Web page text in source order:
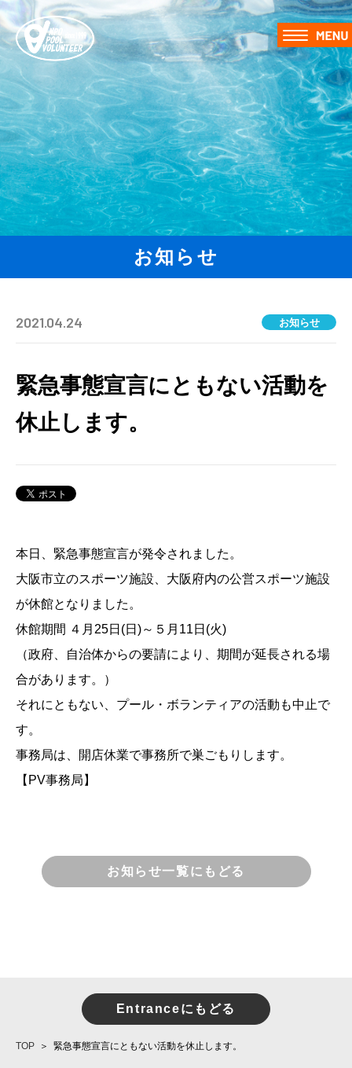
お知らせ
2021.04.24 お知らせ
緊急事態宣言にともない活動を
休止します。
本日、緊急事態宣言が発令されました。
大阪市立のスポーツ施設、大阪府内の公営スポーツ施設
が休館となりました。
休館期間 ４月25日(日)～５月11日(火)
（政府、自治体からの要請により、期間が延長される場
合があります。）
それにともない、プール・ボランティアの活動も中止で
す。
事務局は、開店休業で事務所で巣ごもりします。
【PV事務局】
お知らせ一覧にもどる
Entranceにもどる
TOP 緊急事態宣言にともない活動を休止します。